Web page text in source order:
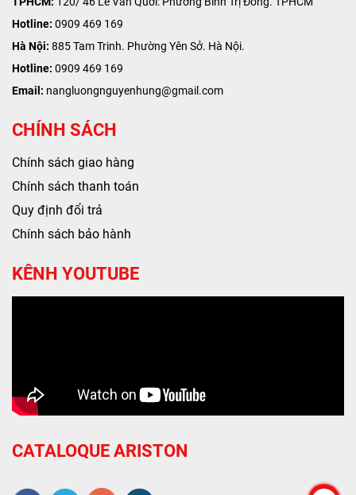
Hotline: 0909 469 169
Hà Nội: 885 Tam Trinh. Phường Yên Sở. Hà Nội.
Hotline: 0909 469 169
Email: nangluongnguyenhung@gmail.com
CHÍNH SÁCH
Chính sách giao hàng
Chính sách thanh toán
Quy định đổi trả
Chính sách bảo hành
KÊNH YOUTUBE
CATALOQUE ARISTON